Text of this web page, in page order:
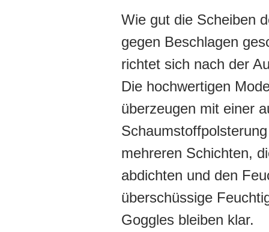
Wie gut die Scheiben
gegen Beschlagen
richtet sich nach der
Die hochwertigen
überzeugen mit einer
mehreren Schichten,
abdichten und den
überschüssige
Goggles bleiben klar.